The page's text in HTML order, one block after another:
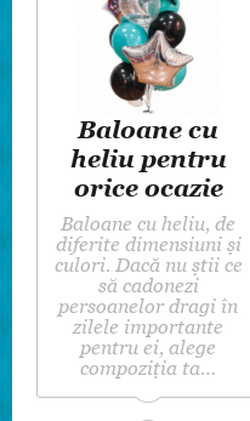
Baloane cu
heliu pentru
orice ocazie
Baloane cu heliu, de
diferite dimensiuni și
culori. Dacă nu știi ce
să cadonezi
persoanelor dragi în
zilele importante
pentru ei, alege
compoziția ta…